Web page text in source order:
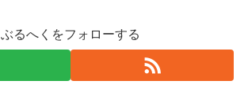
ぶるへくをフォローする